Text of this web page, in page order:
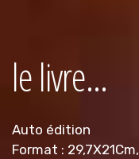
le livre...
Auto édition
Format :